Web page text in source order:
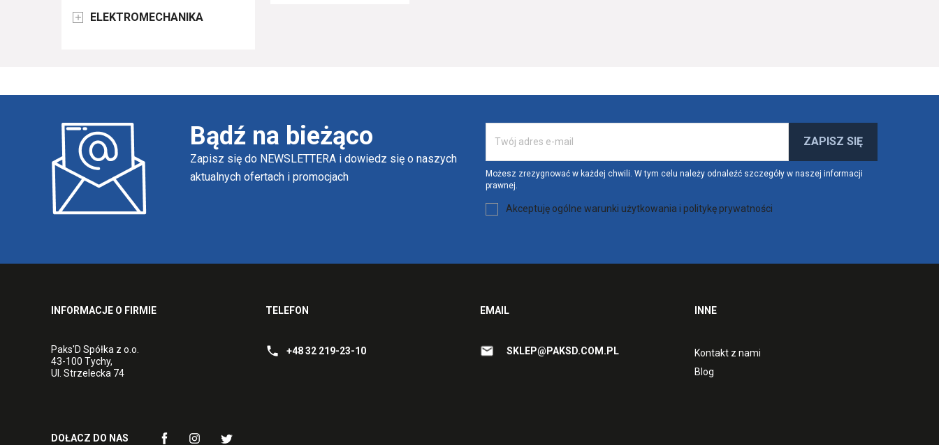
ELEKTROMECHANIKA

Bądź na bieżąco
Zapisz się do NEWSLETTERA i dowiedz się o naszych
aktualnych ofertach i promocjach
Możesz zrezygnować w każdej chwili. W tym celu należy odnaleźć szczegóły w naszej informacji
prawnej.
Akceptuję ogólne warunki użytkowania i politykę prywatności
INFORMACJE O FIRMIE
Paks'D Spółka z o.o.
43-100 Tychy,
Ul. Strzelecka 74
TELEFON
+48 32 219-23-10
EMAIL
SKLEP@PAKSD.COM.PL
INNE
Kontakt z nami
Blog
DOŁACZ DO NAS